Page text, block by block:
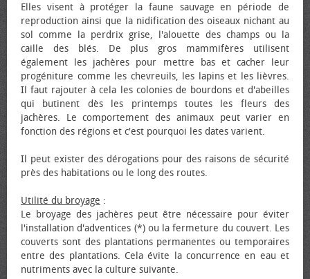
Elles visent à protéger la faune sauvage en période de
reproduction ainsi que la nidification des oiseaux nichant au
sol comme la perdrix grise, l'alouette des champs ou la
caille des blés. De plus gros mammifères utilisent
également les jachères pour mettre bas et cacher leur
progéniture comme les chevreuils, les lapins et les lièvres.
Il faut rajouter à cela les colonies de bourdons et d'abeilles
qui butinent dès les printemps toutes les fleurs des
jachères. Le comportement des animaux peut varier en
fonction des régions et c'est pourquoi les dates varient.
Il peut exister des dérogations pour des raisons de sécurité
près des habitations ou le long des routes.
Utilité du broyage :
Le broyage des jachères peut être nécessaire pour éviter
l'installation d'adventices (*) ou la fermeture du couvert. Les
couverts sont des plantations permanentes ou temporaires
entre des plantations. Cela évite la concurrence en eau et
nutriments avec la culture suivante.